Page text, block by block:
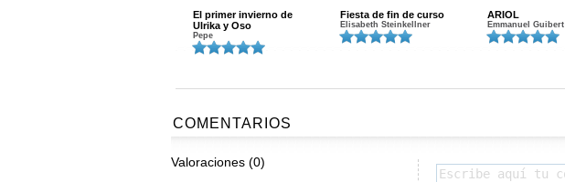
El primer invierno de
Ulrika y Oso
Pepe
Fiesta de fin de curso
Elisabeth Steinkellner
ARIOL
Emmanuel Guibert
COMENTARIOS
Valoraciones (0)